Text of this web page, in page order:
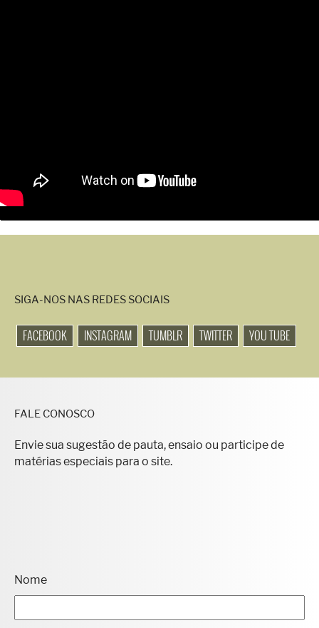
SIGA-NOS NAS REDES SOCIAIS
FACEBOOK INSTAGRAM TUMBLR TWITTER YOU TUBE
FALE CONOSCO
Envie sua sugestão de pauta, ensaio ou participe de
matérias especiais para o site.
Nome